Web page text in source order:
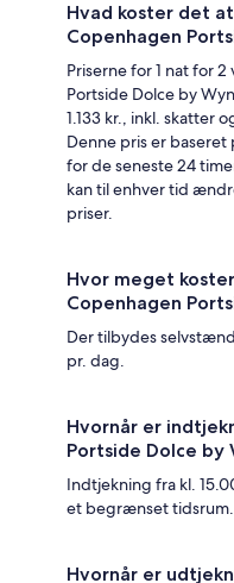
Hvad koster det
Copenhagen
Priserne for 1 nat for
Portside Dolce by
1.133 kr., inkl. skatter
Denne pris er
for de seneste 24
kan til enhver tid
priser.
Hvor meget
Copenhagen
Der tilbydes
pr. dag.
Hvornår er
Portside Dolce by
Indtjekning fra kl.
et begrænset tidsrum.
Hvornår er